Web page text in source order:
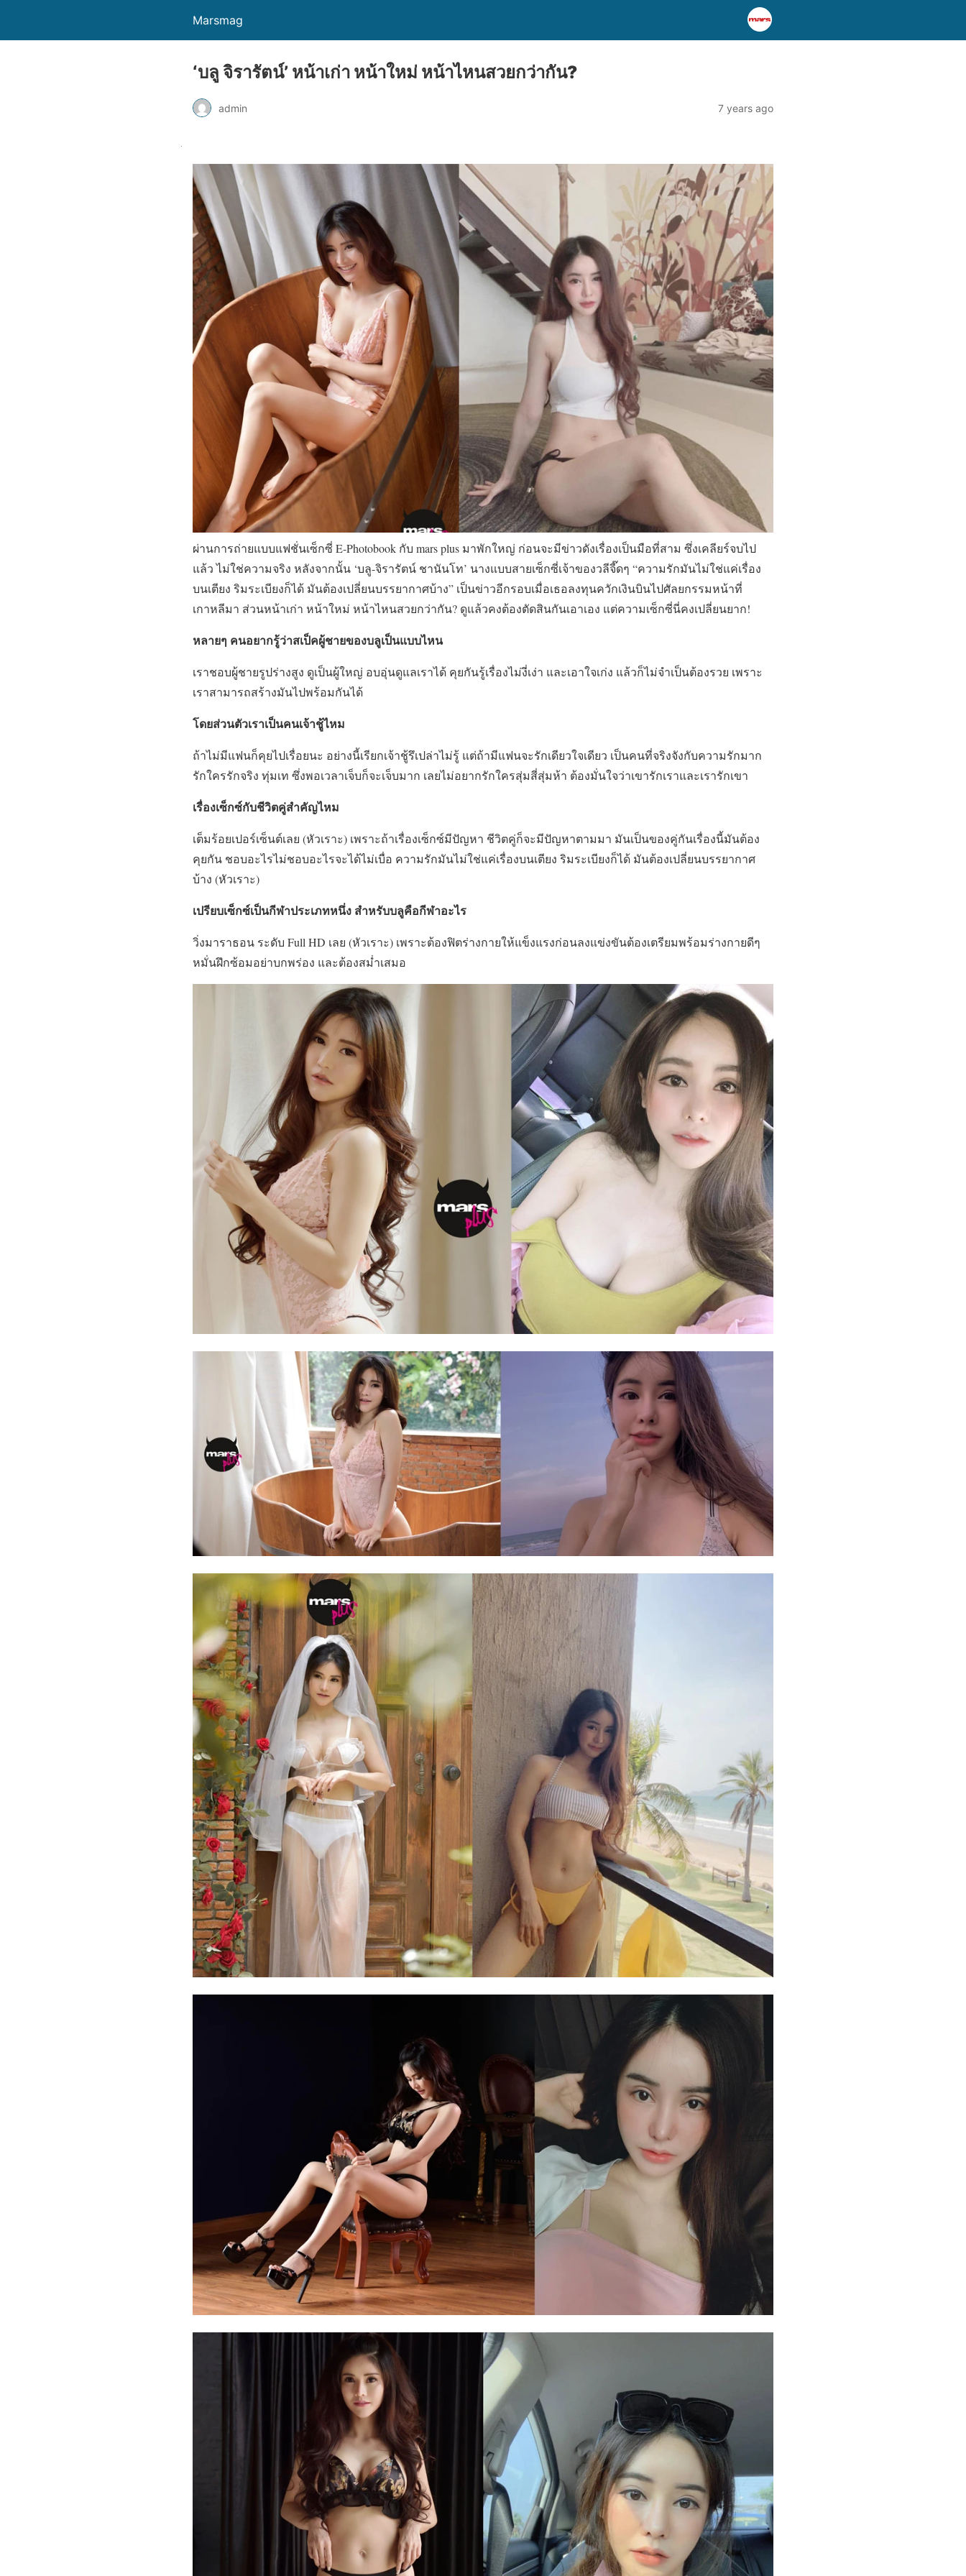
Marsmag
‘บลู จิรารัตน์’ หน้าเก่า หน้าใหม่ หน้าไหนสวยกว่ากัน?
admin 7 years ago
ผ่านการถ่ายแบบแฟชั่นเซ็กซี่ E-Photobook กับ mars plus มาพักใหญ่ ก่อนจะมีข่าวดังเรื่องเป็นมือที่สาม ซึ่งเคลียร์จบไป
แล้ว ไม่ใช่ความจริง หลังจากนั้น ‘บลู-จิรารัตน์ ชานันโท’ นางแบบสายเซ็กซี่เจ้าของวลีจี๊ดๆ “ความรักมันไม่ใช่แค่เรื่อง
บนเตียง ริมระเบียงก็ได้ มันต้องเปลี่ยนบรรยากาศบ้าง” เป็นข่าวอีกรอบเมื่อเธอลงทุนควักเงินบินไปศัลยกรรมหน้าที่
เกาหลีมา ส่วนหน้าเก่า หน้าใหม่ หน้าไหนสวยกว่ากัน? ดูแล้วคงต้องตัดสินกันเอาเอง แต่ความเซ็กซี่นี่คงเปลี่ยนยาก!
หลายๆ คนอยากรู้ว่าสเป็คผู้ชายของบลูเป็นแบบไหน
เราชอบผู้ชายรูปร่างสูง ดูเป็นผู้ใหญ่ อบอุ่นดูแลเราได้ คุยกันรู้เรื่องไม่งี่เง่า และเอาใจเก่ง แล้วก็ไม่จำเป็นต้องรวย เพราะ
เราสามารถสร้างมันไปพร้อมกันได้
โดยส่วนตัวเราเป็นคนเจ้าชู้ไหม
ถ้าไม่มีแฟนก็คุยไปเรื่อยนะ อย่างนี้เรียกเจ้าชู้รึเปล่าไม่รู้ แต่ถ้ามีแฟนจะรักเดียวใจเดียว เป็นคนที่จริงจังกับความรักมาก
รักใครรักจริง ทุ่มเท ซึ่งพอเวลาเจ็บก็จะเจ็บมาก เลยไม่อยากรักใครสุ่มสี่สุ่มห้า ต้องมั่นใจว่าเขารักเราและเรารักเขา
เรื่องเซ็กซ์กับชีวิตคู่สำคัญไหม
เต็มร้อยเปอร์เซ็นต์เลย (หัวเราะ) เพราะถ้าเรื่องเซ็กซ์มีปัญหา ชีวิตคู่ก็จะมีปัญหาตามมา มันเป็นของคู่กันเรื่องนี้มันต้อง
คุยกัน ชอบอะไรไม่ชอบอะไรจะได้ไม่เบื่อ ความรักมันไม่ใช่แค่เรื่องบนเตียง ริมระเบียงก็ได้ มันต้องเปลี่ยนบรรยากาศ
บ้าง (หัวเราะ)
เปรียบเซ็กซ์เป็นกีฬาประเภทหนึ่ง สำหรับบลูคือกีฬาอะไร
วิ่งมาราธอน ระดับ Full HD เลย (หัวเราะ) เพราะต้องฟิตร่างกายให้แข็งแรงก่อนลงแข่งขันต้องเตรียมพร้อมร่างกายดีๆ
หมั่นฝึกซ้อมอย่าบกพร่อง และต้องสม่ำเสมอ